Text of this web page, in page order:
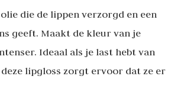
die de lippen verzorgd en een
geeft. Maakt de kleur van je
Ideaal als je last hebt van
lipgloss zorgt ervoor dat ze er